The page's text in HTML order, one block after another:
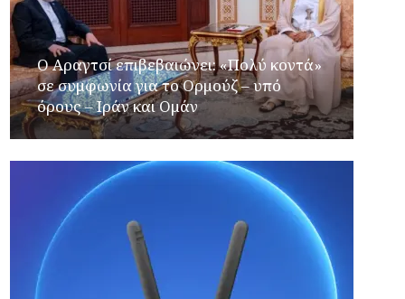
Ο Αραγτσί επιβεβαιώνει: «Πολύ κοντά»
σε συμφωνία για το Ορμούζ – υπό
όρους – Ιράν και Ομάν